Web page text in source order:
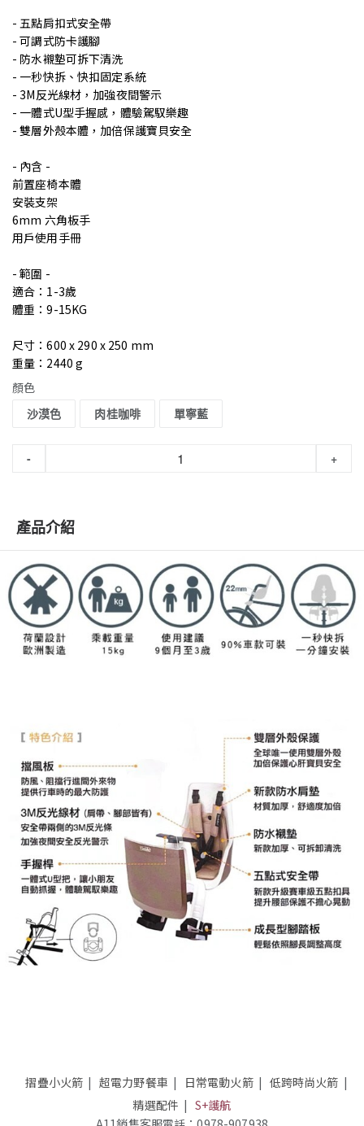
- 五點肩扣式安全帶
- 可調式防卡護腳
- 防水襯墊可拆下清洗
- 一秒快拆、快扣固定系統
- 3M反光線材，加強夜間警示
- 一體式U型手握感，體驗駕馭樂趣
- 雙層外殼本體，加倍保護寶貝安全
- 內含 -
前置座椅本體
安裝支架
6mm 六角板手
用戶使用手冊
- 範圍 -
適合：1-3歲
體重：9-15KG
尺寸：600 x 290 x 250 mm
重量：2440 g
顏色
沙漠色
肉桂咖啡 單寧藍
- +
產品介紹
摺疊小火箭 超電力野餐車 日常電動火箭
低跨時尚火箭
精選配件
S+護航